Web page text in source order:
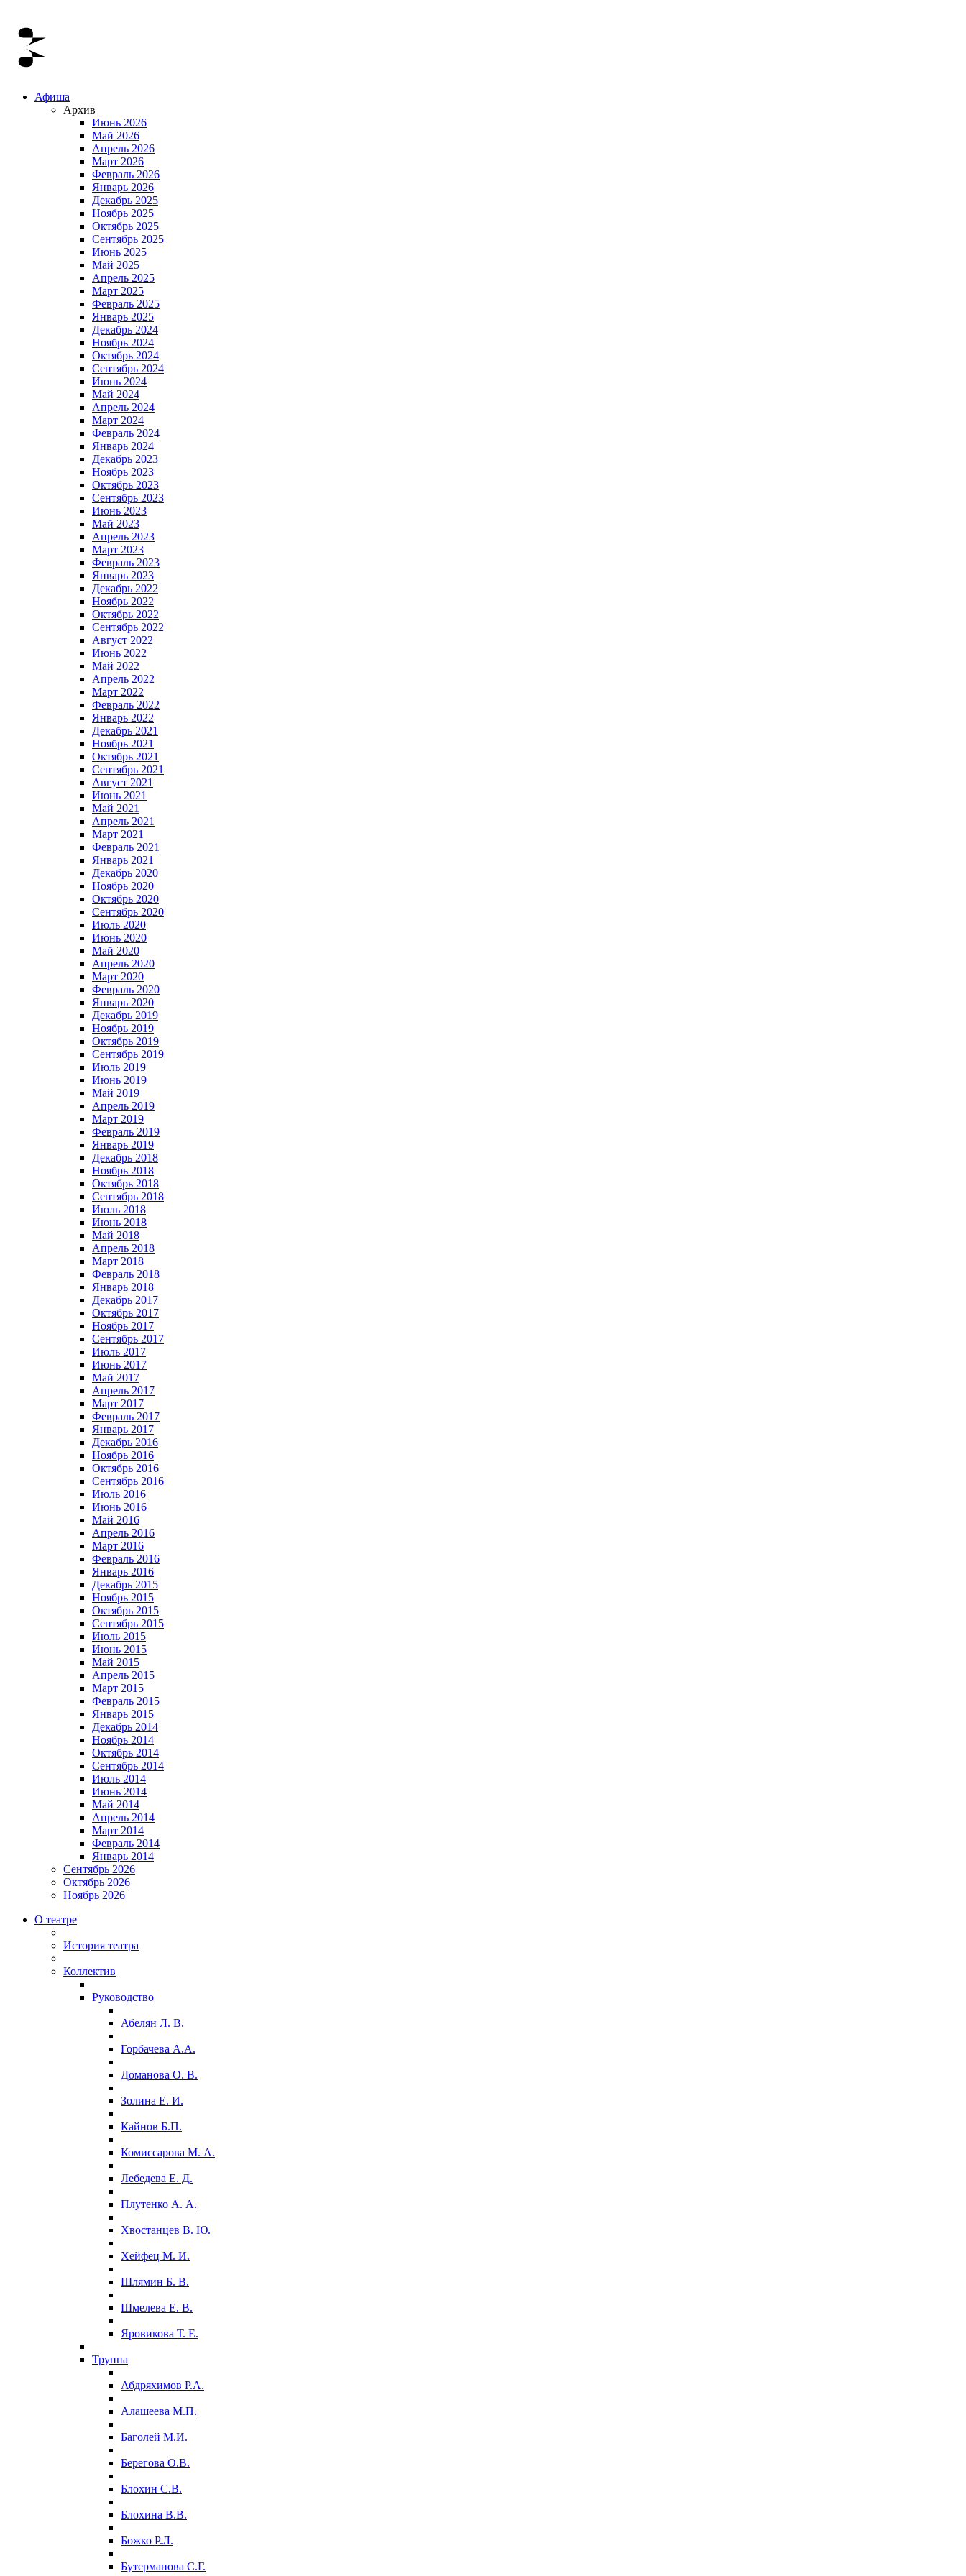
Афиша
Архив
Июнь 2026
Май 2026
Апрель 2026
Март 2026
Февраль 2026
Январь 2026
Декабрь 2025
Ноябрь 2025
Октябрь 2025
Сентябрь 2025
Июнь 2025
Май 2025
Апрель 2025
Март 2025
Февраль 2025
Январь 2025
Декабрь 2024
Ноябрь 2024
Октябрь 2024
Сентябрь 2024
Июнь 2024
Май 2024
Апрель 2024
Март 2024
Февраль 2024
Январь 2024
Декабрь 2023
Ноябрь 2023
Октябрь 2023
Сентябрь 2023
Июнь 2023
Май 2023
Апрель 2023
Март 2023
Февраль 2023
Январь 2023
Декабрь 2022
Ноябрь 2022
Октябрь 2022
Сентябрь 2022
Август 2022
Июнь 2022
Май 2022
Апрель 2022
Март 2022
Февраль 2022
Январь 2022
Декабрь 2021
Ноябрь 2021
Октябрь 2021
Сентябрь 2021
Август 2021
Июнь 2021
Май 2021
Апрель 2021
Март 2021
Февраль 2021
Январь 2021
Декабрь 2020
Ноябрь 2020
Октябрь 2020
Сентябрь 2020
Июль 2020
Июнь 2020
Май 2020
Апрель 2020
Март 2020
Февраль 2020
Январь 2020
Декабрь 2019
Ноябрь 2019
Октябрь 2019
Сентябрь 2019
Июль 2019
Июнь 2019
Май 2019
Апрель 2019
Март 2019
Февраль 2019
Январь 2019
Декабрь 2018
Ноябрь 2018
Октябрь 2018
Сентябрь 2018
Июль 2018
Июнь 2018
Май 2018
Апрель 2018
Март 2018
Февраль 2018
Январь 2018
Декабрь 2017
Октябрь 2017
Ноябрь 2017
Сентябрь 2017
Июль 2017
Июнь 2017
Май 2017
Апрель 2017
Март 2017
Февраль 2017
Январь 2017
Декабрь 2016
Ноябрь 2016
Октябрь 2016
Сентябрь 2016
Июль 2016
Июнь 2016
Май 2016
Апрель 2016
Март 2016
Февраль 2016
Январь 2016
Декабрь 2015
Ноябрь 2015
Октябрь 2015
Сентябрь 2015
Июль 2015
Июнь 2015
Май 2015
Апрель 2015
Март 2015
Февраль 2015
Январь 2015
Декабрь 2014
Ноябрь 2014
Октябрь 2014
Сентябрь 2014
Июль 2014
Июнь 2014
Май 2014
Апрель 2014
Март 2014
Февраль 2014
Январь 2014
Сентябрь 2026
Октябрь 2026
Ноябрь 2026
О театре
История театра
Коллектив
Руководство
Абелян Л. В.
Горбачева А.А.
Доманова О. В.
Золина Е. И.
Кайнов Б.П.
Комиссарова М. А.
Лебедева Е. Д.
Плутенко А. А.
Хвостанцев В. Ю.
Хейфец М. И.
Шлямин Б. В.
Шмелева Е. В.
Яровикова Т. Е.
Труппа
Абдряхимов Р.А.
Алашеева М.П.
Баголей М.И.
Берегова О.В.
Блохин С.В.
Блохина В.В.
Божко Р.Л.
Бутерманова С.Г.